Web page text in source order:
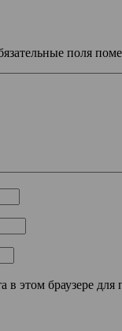
поля
в этом браузере